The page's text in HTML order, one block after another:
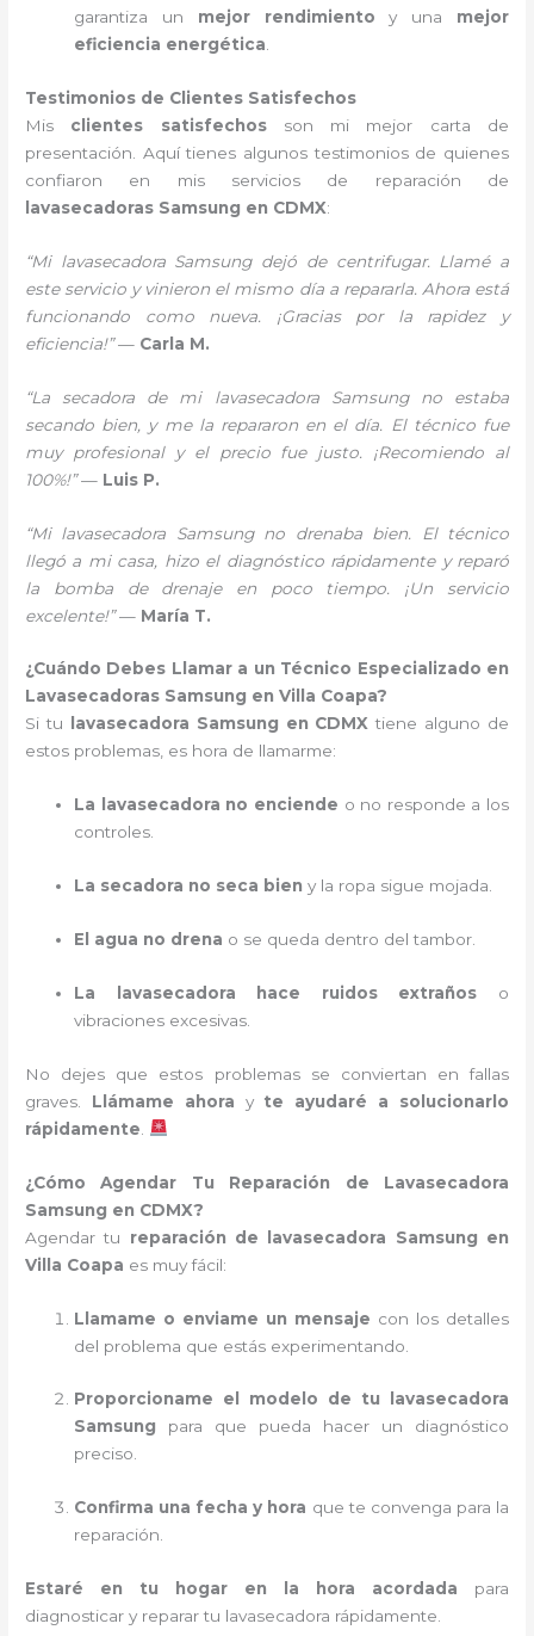
garantiza un mejor rendimiento y una mejor
eficiencia energética
Testimonios de Clientes Satisfechos
Mis clientes satisfechosson mi mejor carta de
presentación. Aquí tienes algunos testimonios de quienes
confiaron en mis servicios de reparación de
lavasecadoras Samsung en CDMX:
“Mi lavasecadora Samsung dejó de centrifugar. Llamé a
este servicio y vinieron el mismo día a repararla. Ahora está
funcionando como nueva. ¡Gracias por la rapidez y
eficiencia!”— Carla M.
“La secadora de mi lavasecadora Samsung no estaba
secando bien, y me la repararon en el día. El técnico fue
muy profesional y el precio fue justo. ¡Recomiendo al
100%!”— Luis P.
“Mi lavasecadora Samsung no drenaba bien. El técnico
llegó a mi casa, hizo el diagnóstico rápidamente y reparó
la bomba de drenaje en poco tiempo. ¡Un servicio
excelente!”— María T.
¿Cuándo Debes Llamar a un Técnico Especializado en
Lavasecadoras Samsung en Villa Coapa?
Si tu
lavasecadora Samsung en CDMX tiene alguno de
estos problemas, es hora de llamarme:
La lavasecadora no enciende o no responde a los
controles.
La secadora no seca bien y la ropa sigue mojada.
El agua no drena o se queda dentro del tambor.
La lavasecadora hace ruidos extraños o
vibraciones excesivas.
No dejes que estos problemas se conviertan en fallas
graves. Llámame ahora y te ayudaré a solucionarlo
rápidamente
¿Cómo Agendar Tu Reparación de Lavasecadora
Samsung en CDMX?
Agendar tu reparación de lavasecadora Samsung en
Villa Coapa es muy fácil:
Llamame o enviame un mensaje con los detalles
del problema que estás experimentando.
Proporcioname el modelo de tu lavasecadora
Samsung para que pueda hacer un diagnóstico
preciso.
Confirma una fecha y hora que te convenga para la
reparación.
Estaré en tu hogar en la hora acordada para
diagnosticar y reparar tu lavasecadora rápidamente.